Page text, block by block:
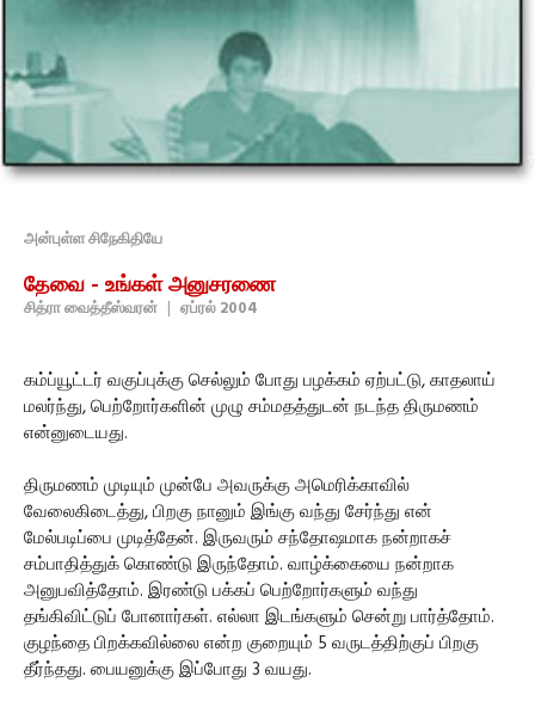
அன்புள்ள சிநேகிதியே
தேவை - உங்கள் அனுசரணை
சித்ரா வைத்தீஸ்வரன் | ஏப்ரல் 2004
கம்ப்யூட்டர் வகுப்புக்கு செல்லும் போது பழக்கம் ஏற்பட்டு, காதலாய்
மலர்ந்து, பெற்றோர்களின் முழு சம்மதத்துடன் நடந்த திருமணம்
என்னுடையது.
திருமணம் முடியும் முன்பே அவருக்கு அமெரிக்காவில்
வேலைகிடைத்து, பிறகு நானும் இங்கு வந்து சேர்ந்து என்
மேல்படிப்பை முடித்தேன். இருவரும் சந்தோஷமாக நன்றாகச்
சம்பாதித்துக் கொண்டு இருந்தோம். வாழ்க்கையை நன்றாக
அனுபவித்தோம். இரண்டு பக்கப் பெற்றோர்களும் வந்து
தங்கிவிட்டுப் போனார்கள். எல்லா இடங்களும் சென்று பார்த்தோம்.
குழந்தை பிறக்கவில்லை என்ற குறையும் 5 வருடத்திற்குப் பிறகு
தீர்ந்தது. பையனுக்கு இப்போது 3 வயது.